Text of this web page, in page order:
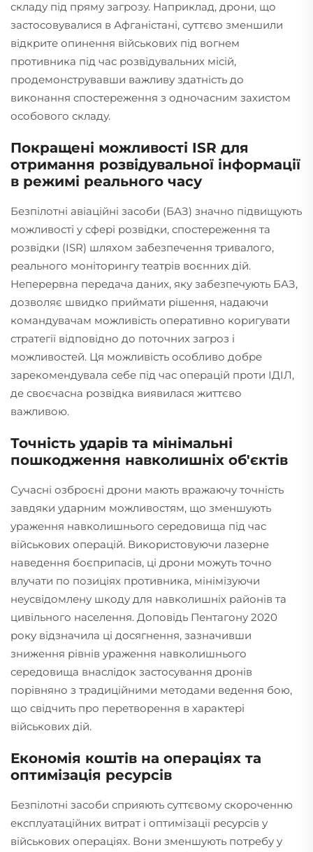
складу під пряму загрозу. Наприклад, дрони, що
застосовувалися в Афганістані, суттєво зменшили
відкрите опинення військових під вогнем
противника під час розвідувальних місій,
продемонструвавши важливу здатність до
виконання спостереження з одночасним захистом
особового складу.
Покращені можливості ISR для
отримання розвідувальної інформації
в режимі реального часу
Безпілотні авіаційні засоби (БАЗ) значно підвищують
можливості у сфері розвідки, спостереження та
розвідки (ISR) шляхом забезпечення тривалого,
реального моніторингу театрів воєнних дій.
Неперервна передача даних, яку забезпечують БАЗ,
дозволяє швидко приймати рішення, надаючи
командувачам можливість оперативно коригувати
стратегії відповідно до поточних загроз і
можливостей. Ця можливість особливо добре
зарекомендувала себе під час операцій проти ІДІЛ,
де своєчасна розвідка виявилася життєво
важливою.
Точність ударів та мінімальні
пошкодження навколишніх об'єктів
Сучасні озброєні дрони мають вражаючу точність
завдяки ударним можливостям, що зменшують
ураження навколишнього середовища під час
військових операцій. Використовуючи лазерне
наведення боєприпасів, ці дрони можуть точно
влучати по позиціях противника, мінімізуючи
неусвідомлену шкоду для навколишніх районів та
цивільного населення. Доповідь Пентагону 2020
року відзначила ці досягнення, зазначивши
зниження рівнів ураження навколишнього
середовища внаслідок застосування дронів
порівняно з традиційними методами ведення бою,
що свідчить про перетворення в характері
військових дій.
Економія коштів на операціях та
оптимізація ресурсів
Безпілотні засоби сприяють суттєвому скороченню
експлуатаційних витрат і оптимізації ресурсів у
військових операціях. Вони зменшують потребу у